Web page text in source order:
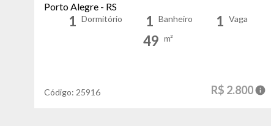
Porto Alegre - RS
1 Dormitório 1 Banheiro 1 Vaga
49 m²
Código: 25916 R$ 2.800